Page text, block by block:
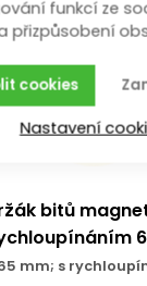
bitů
mm; s
funkcí ze
přizpůsobení
cookies
Nastavení